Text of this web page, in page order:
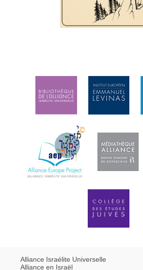
Alliance Israélite Universelle
Alliance en Israël